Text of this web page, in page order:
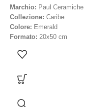
Marchio: Paul Ceramiche
Collezione: Caribe
Colore: Emerald
Formato: 20x50 cm
Scelta:
Destinazione d’uso:
interni